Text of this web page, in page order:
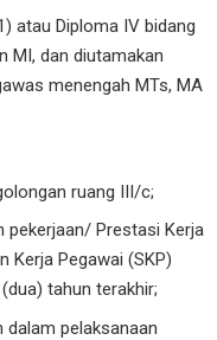
atau Diploma IV bidang
MI, dan diutamakan
menengah MTs, MA
ruang III/c;
pekerjaan/ Prestasi Kerja
Kerja Pegawai (SKP)
tahun terakhir;
dalam pelaksanaan